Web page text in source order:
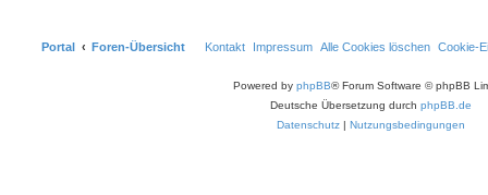
Portal Foren-Übersicht Cookie-
Alle Cookies löschen
Impressum
Kontakt
Powered by phpBB® Forum Software © phpBB
Deutsche Übersetzung durch phpBB.de
Datenschutz | Nutzungsbedingungen